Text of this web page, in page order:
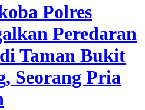
Polres
Peredaran
Taman Bukit
Seorang Pria